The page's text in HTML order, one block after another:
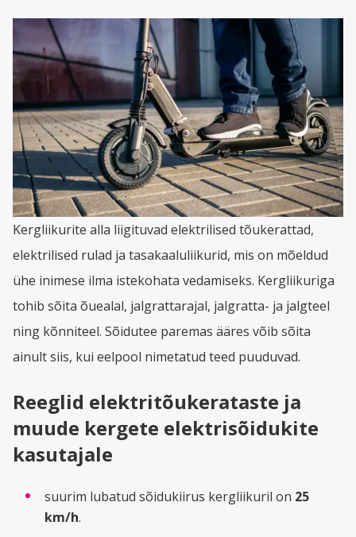
Kergliikurite alla liigituvad elektrilised tõukerattad,
elektrilised rulad ja tasakaaluliikurid, mis on mõeldud
ühe inimese ilma istekohata vedamiseks. Kergliikuriga
tohib sõita õuealal, jalgrattarajal, jalgratta- ja jalgteel
ning kõnniteel. Sõidutee paremas ääres võib sõita
ainult siis, kui eelpool nimetatud teed puuduvad.​
Reeglid elektritõukerataste ja
muude kergete elektrisõidukite
kasutajale
suurim lubatud sõidukiirus kergliikuril on 25
km/h.